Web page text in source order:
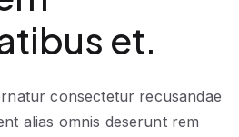
et.
consectetur recusandae
alias omnis deserunt rem